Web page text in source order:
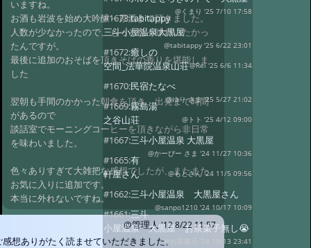
いますね。
お酒も岩波を始め大吟醸～原酒まで頂きました。
人数が少なかったので、もっと色々味わいたかっ
たんですが。
最後に追加のおそばを頂きそばの香りを堪能しま
した
翌朝も手間のかかった朝食を頂き、出発まで時間
があるので
談話室でモーニングコーヒーを頂きながら非日常
を味わいました。
色々ありすぎて大雑把な感想でしたが、またまた
お気に入りに追加です。
本当に外れないですね。
@管理人'12 8/22 11:57
感想ありがたく読ませていただきました。
@くまり '25 7/10 17:58
#1673:tabitappy
三斗小屋温泉大黒屋
@tabitappy '25 6/22 23:01
#1672:癒しの
空間_法華院温泉山荘@Rei '25 6/6 11:34
#1670:民宿たなべ
@ゆり さま '25 5/27 21:02
#1669:霧島湯
之谷山荘
@トト '25 4/12 09:00
#1667:三斗小屋温泉 大黒屋
@かーぴー さま '24 11/27 10:36
#1665:有
軒屋さん
@もとさん '24 11/5 09:56
#1662:三斗小屋温泉 大黒屋さん
@sanpo1210 '24 10/17 10:09
#1661:三斗
小屋温泉 大黒屋 お茶菓子無し😭
@お茶菓子 '24 10/13 23:41